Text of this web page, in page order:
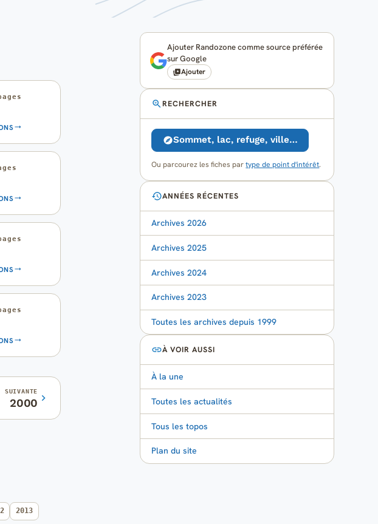
SUIVANTE
2000
2013
Ajouter Randozone comme source préférée
sur Google
Ajouter
RECHERCHER
Sommet, lac, refuge, ville…
Ou parcourez les fiches partype de point d'intérêt.
ANNÉES RÉCENTES
Archives 2026
Archives 2025
Archives 2024
Archives 2023
Toutes les archives depuis 1999
À VOIR AUSSI
À la une
Toutes les actualités
Tous les topos
Plan du site